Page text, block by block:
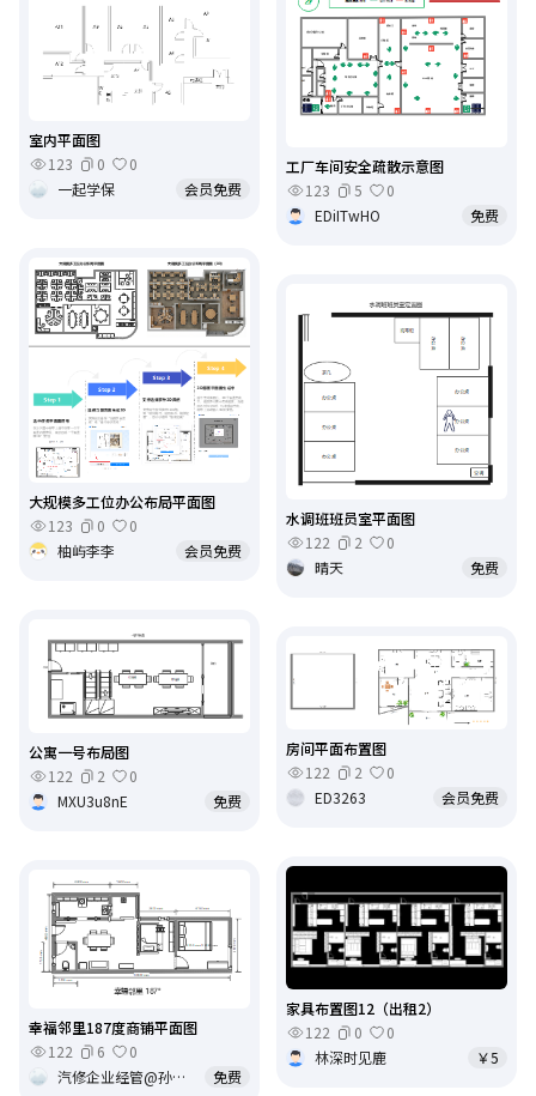
工厂车间安全疏散示意图
123
5
0
EDiITwHO
免费
室内平面图
123
0
0
一起学保
会员免费
大规模多工位办公布局平面图
123
0
0
柚屿李李
会员免费
水调班班员室平面图
122
2
0
晴天
免费
公寓一号布局图
122
2
0
MXU3u8nE
免费
房间平面布置图
122
2
0
ED3263
会员免费
家具布置图12（出租2）
122
0
0
林深时见鹿
￥5
幸福邻里187度商铺平面图
122
6
0
汽修企业经管@孙德文13700606772
免费